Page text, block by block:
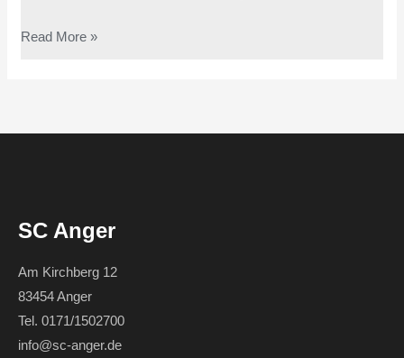
Read More »
SC Anger
Am Kirchberg 12
83454 Anger
Tel. 0171/1502700
info@sc-anger.de